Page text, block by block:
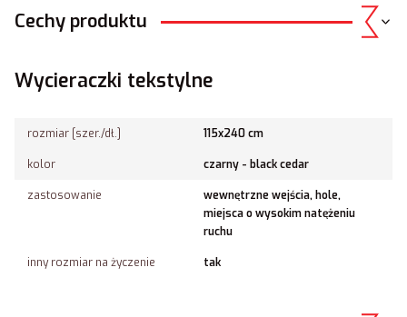
Cechy produktu
Wycieraczki tekstylne
rozmiar [szer./dł.] 115x240 cm
kolor czarny - black cedar
zastosowanie
wewnętrzne wejścia, hole,
miejsca o wysokim natężeniu
ruchu
inny rozmiar na życzenie tak